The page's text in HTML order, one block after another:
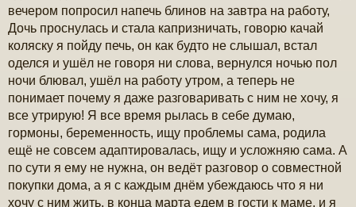
вечером попросил напечь блинов на завтра на работу,
Дочь проснулась и стала капризничать, говорю качай
коляску я пойду печь, он как будто не слышал, встал
оделся и ушёл не говоря ни слова, вернулся ночью пол
ночи блювал, ушёл на работу утром, а теперь не
понимает почему я даже разговаривать с ним не хочу, я
все утрирую! Я все время рылась в себе думаю,
гормоны, беременность, ищу проблемы сама, родила
ещё не совсем адаптировалась, ищу и усложняю сама. А
по сути я ему не нужна, он ведёт разговор о совместной
покупки дома, а я с каждым днём убеждаюсь что я ни
хочу с ним жить, в конца марта едем в гости к маме, и я